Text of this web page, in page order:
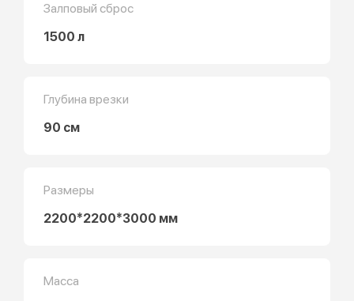
Залповый сброс
1500 л
Глубина врезки
90 см
Размеры
2200*2200*3000 мм
Масса